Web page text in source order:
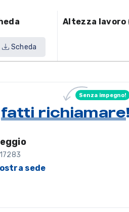
Altezza lavoro
Scheda
fatti richiamare
Senza impegno!
sede